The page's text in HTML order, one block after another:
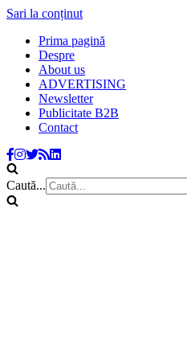
Sari la conținut
Prima pagină
Despre
About us
ADVERTISING
Newsletter
Publicitate B2B
Contact
Caută...